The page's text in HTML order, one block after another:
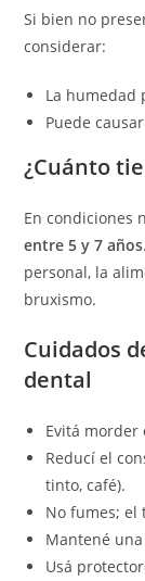
Si bien no
considerar:
La humedad
Puede
¿Cuánto
En condiciones
entre 5 y 7 años
personal, la
bruxismo.
Cuidados
dental
Evitá morder
Reducí el
tinto, café).
No fumes; el
Mantené
Usá